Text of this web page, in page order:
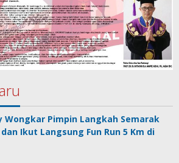
Wongkar Pimpin Langkah Semarak
Ikut Langsung Fun Run 5 Km di